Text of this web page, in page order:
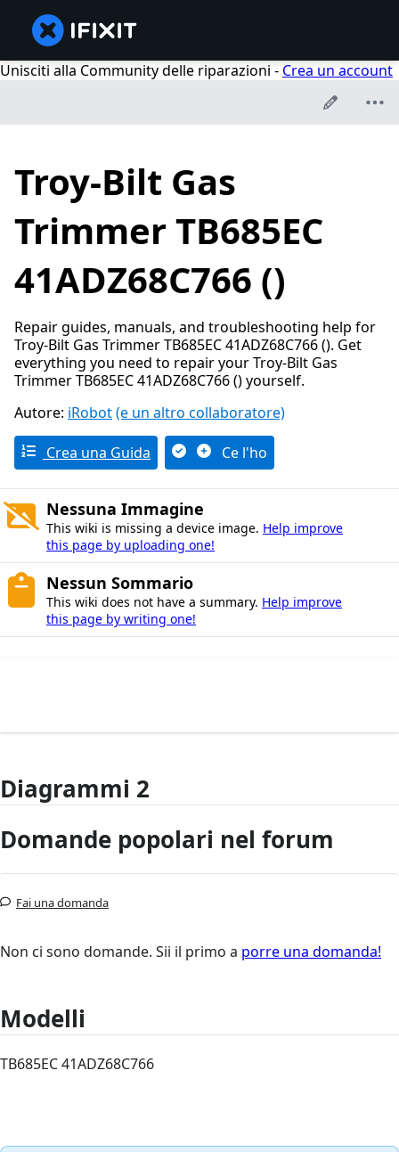
Unisciti alla Community delle riparazioni - Crea un account
Troy-Bilt Gas
Trimmer TB685EC
41ADZ68C766 ()
Repair guides, manuals, and troubleshooting help for
Troy-Bilt Gas Trimmer TB685EC 41ADZ68C766 (). Get
everything you need to repair your Troy-Bilt Gas
Trimmer TB685EC 41ADZ68C766 () yourself.
Autore: iRobot(e un altro collaboratore)
Crea una Guida Ce l'ho
Nessuna Immagine
This wiki is missing a device image. Help improve
this page by uploading one!
Nessun Sommario
This wiki does not have a summary. Help improve
this page by writing one!
Diagrammi 2
Domande popolari nel forum
Fai una domanda
Non ci sono domande. Sii il primo a porre una domanda!
Modelli
TB685EC 41ADZ68C766